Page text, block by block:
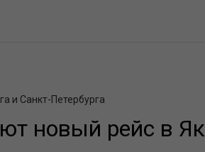
и Санкт-Петербурга
новый рейс в